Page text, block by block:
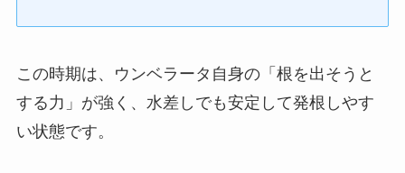
この時期は、ウンベラータ自身の「根を出そうと
する力」が強く、水差しでも安定して発根しやす
い状態です。